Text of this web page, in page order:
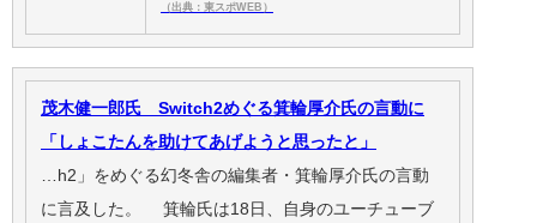
（出典：東スポWEB）
茂木健一郎氏 Switch2めぐる箕輪厚介氏の言動に
「しょこたんを助けてあげようと思ったと」
…h2」をめぐる幻冬舎の編集者・箕輪厚介氏の言動
に言及した。 箕輪氏は18日、自身のユーチューブ